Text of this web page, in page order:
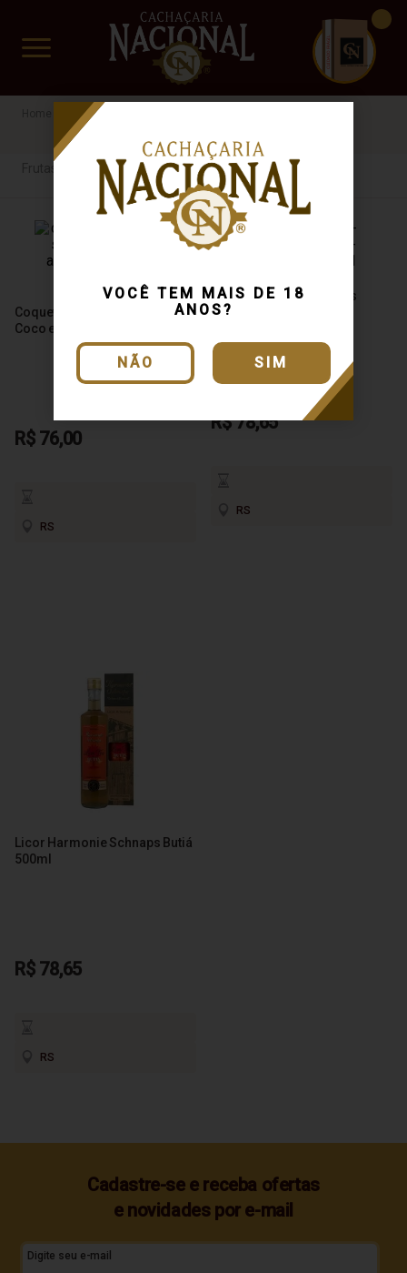
VOCÊ TEM MAIS DE 18
ANOS?
NÃO SIM
www.cachacarianacional.com.br
CUIDADO FRÁGIL
Licor Frutas
Coquetel Harmonie Schnaps
Coco e Abacaxi 500ml
R$ 76,00
RS
Licor Harmonie Schnaps
Banana 500ml
R$ 78,65
RS
Licor Harmonie Schnaps Butiá
500ml
R$ 78,65
RS
Cadastre-se e receba ofertas
e novidades por e-mail
Digite seu e-mail